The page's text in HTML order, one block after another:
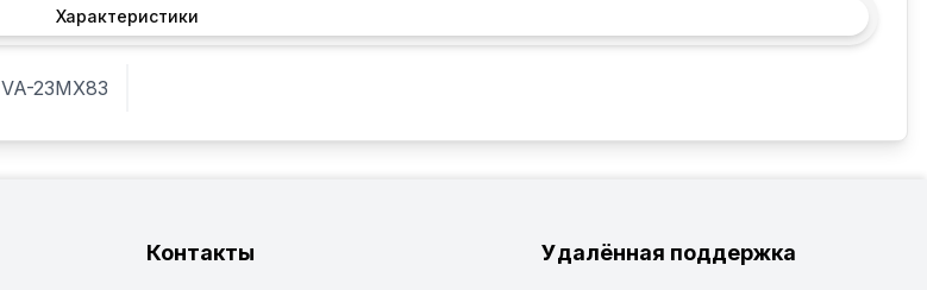
Характеристики
VA-23MX83
Контакты Удалённая поддержка